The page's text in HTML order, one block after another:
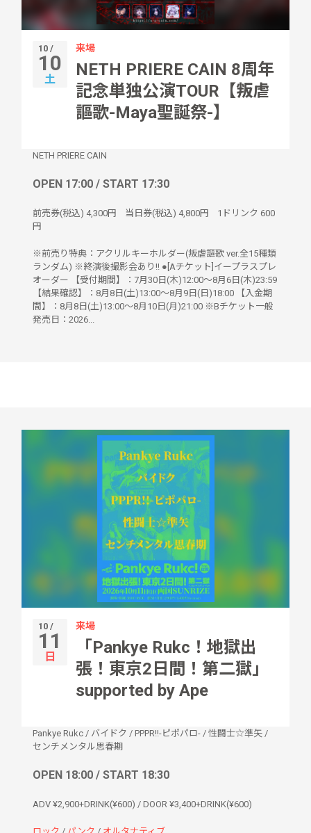
10 /
10
土
来場
NETH PRIERE CAIN 8周年
記念単独公演TOUR【叛虐
謳歌-Maya聖誕祭-】
NETH PRIERE CAIN
OPEN 17:00 / START 17:30
前売券(税込) 4,300円 当日券(税込) 4,800円 1ドリンク 600
円
※前売り特典：アクリルキーホルダー(叛虐謳歌 ver.全15種類
ランダム) ※終演後撮影会あり!! ●[Aチケット]イープラスプレ
オーダー 【受付期間】：7月30日(木)12:00～8月6日(木)23:59
【結果確認】：8月8日(土)13:00～8月9日(日)18:00 【入金期
間】：8月8日(土)13:00～8月10日(月)21:00 ※Bチケット一般
発売日：2026...
10 /
11
日
来場
「Pankye Rukc！地獄出
張！東京2日間！第二獄」
supported by Ape
Pankye Rukc / バイドク / PPPR!!-ピポパロ- / 性闘士☆準矢 /
センチメンタル思春期
OPEN 18:00 / START 18:30
ADV ¥2,900+DRINK(¥600) / DOOR ¥3,400+DRINK(¥600)